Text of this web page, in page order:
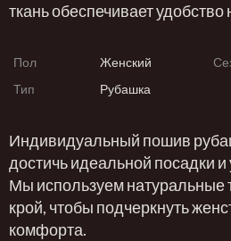
ткань обеспечивает удобство
Пол Женский
Тип
Рубашка
Индивидуальный пошив
достичь идеальной посадки
Мы используем натуральные
крой, чтобы подчеркнуть
комфорта.